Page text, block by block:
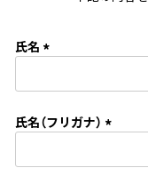
氏名
必
)
氏名（フリガナ）
必